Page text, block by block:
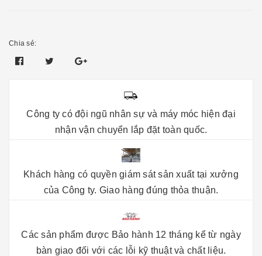
Chia sẻ:
Công ty có đội ngũ nhân sự và máy móc hiện đại
nhận vận chuyển lắp đặt toàn quốc.
Khách hàng có quyền giám sát sản xuất tại xưởng
của Công ty. Giao hàng đúng thỏa thuận.
Các sản phẩm được Bảo hành 12 tháng kể từ ngày
bàn giao đối với các lỗi kỹ thuật và chất liệu.